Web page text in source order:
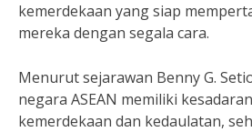
kemerdekaan yang siap
mereka dengan segala cara.
Menurut sejarawan Benny G.
negara ASEAN memiliki
kemerdekaan dan kedaulatan,